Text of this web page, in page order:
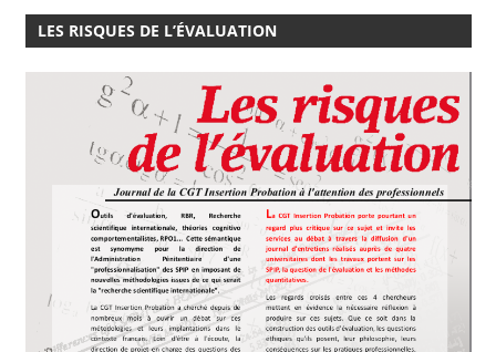
LES RISQUES DE L’ÉVALUATION